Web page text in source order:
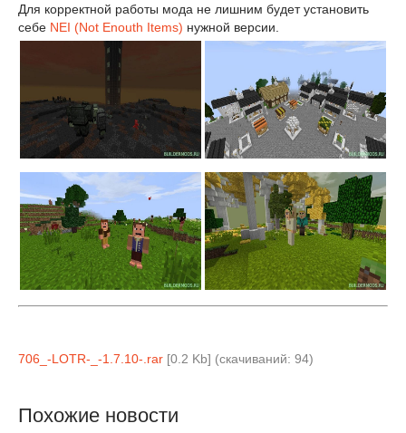
Для корректной работы мода не лишним будет установить
себе NEI (Not Enouth Items) нужной версии.
706_-LOTR-_-1.7.10-.rar [0.2 Kb] (cкачиваний: 94)
Похожие новости